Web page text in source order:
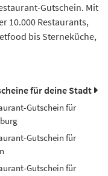
Gutschein. Mit
10.000 Restaurants,
bis Sterneküche,
für deine Stadt
Gutschein für
Gutschein für
Gutschein für